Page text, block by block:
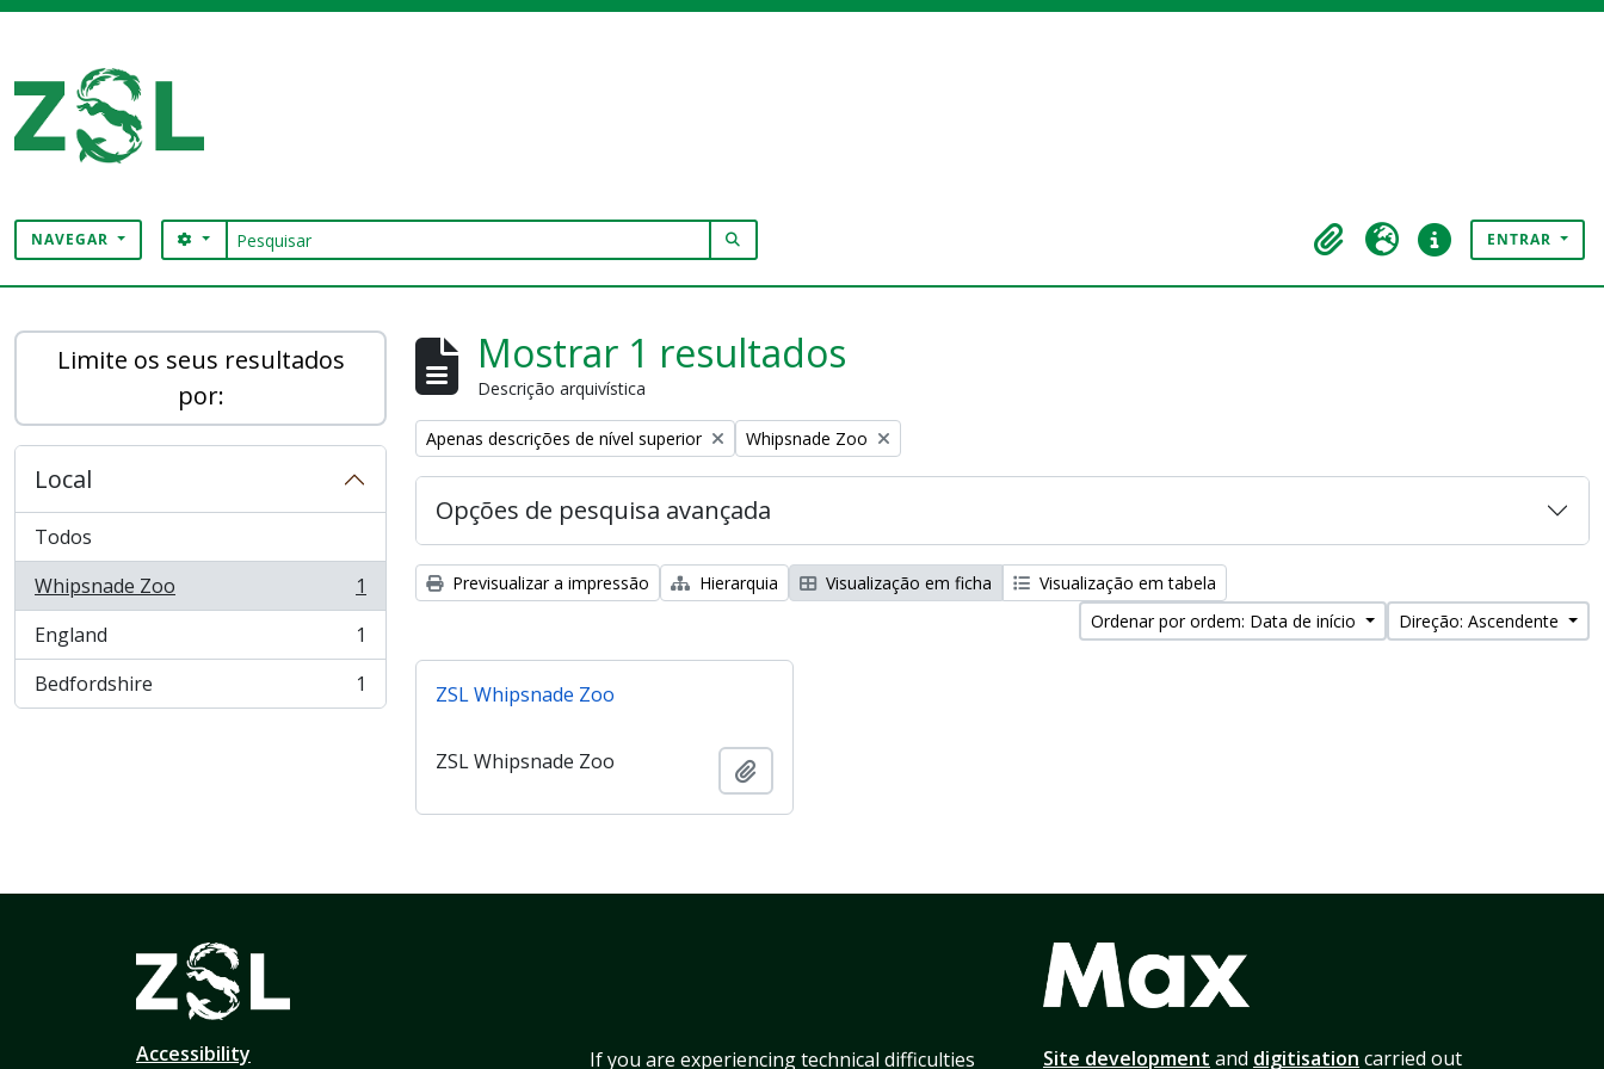
NAVEGAR Pesquisar
SEARCH OPTIONS
Área de transferência
Idioma Ligações rápidas
ENTRAR
Limite os seus resultados
por:
Local
Todos
Whipsnade Zoo
, 1 resultados
1
England
, 1 resultados
1
Bedfordshire
, 1 resultados 1
Mostrar 1 resultados
Descrição arquivística
Remove filter:
Apenas descrições de nível superior Remove filter:
Whipsnade Zoo
Opções de pesquisa avançada
Previsualizar a impressão Hierarquia Visualização em ficha
Visualização em tabela
Ordenar por ordem: Data de início
Direção: Ascendente
ZSL Whipsnade Zoo
ZSL Whipsnade Zoo
Accessibility If you are experiencing technical difficulties Site development and digitisation carried out